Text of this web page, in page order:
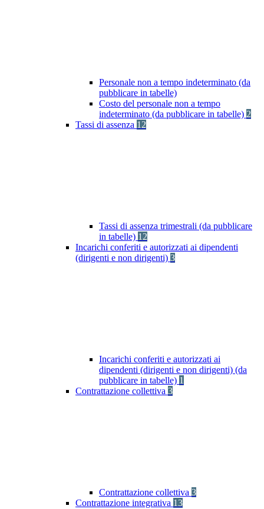
Personale non a tempo indeterminato (da
pubblicare in tabelle)
Costo del personale non a tempo
indeterminato (da pubblicare in tabelle) 2
Tassi di assenza 12
Tassi di assenza trimestrali (da pubblicare
in tabelle) 12
Incarichi conferiti e autorizzati ai dipendenti
(dirigenti e non dirigenti) 3
Incarichi conferiti e autorizzati ai
dipendenti (dirigenti e non dirigenti) (da
pubblicare in tabelle) 1
Contrattazione collettiva 3
Contrattazione collettiva 3
Contrattazione integrativa 13